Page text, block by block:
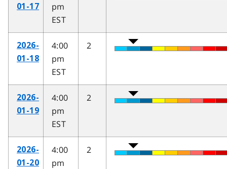
01-17
pm
EST
2026-
01-18
4:00
pm
EST
2
2026-
01-19
4:00
pm
EST
2
2026-
01-20
4:00
pm
2